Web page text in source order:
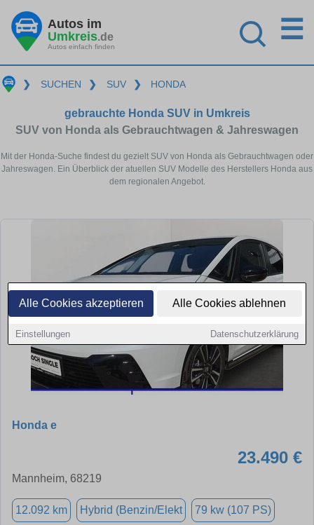
Alle Cookies akzeptieren Alle Cookies ablehnen
Einstellungen Datenschutzerklärung
Autos im
Umkreis.de
Autos einfach finden
☰
❯ SUCHEN ❯ SUV ❯ HONDA
gebrauchte Honda SUV in Umkreis
SUV von Honda als Gebrauchtwagen & Jahreswagen
Mit der Honda-Suche findest du gezielt SUV von Honda als Gebrauchtwagen oder
Jahreswagen. Ein Überblick der atuellen SUV Modelle des Herstellers Honda aus
dem regionalen Angebot.
Honda e
23.490 €
Mannheim, 68219
12.092 km Hybrid (Benzin/Elekt 79 kw (107 PS)